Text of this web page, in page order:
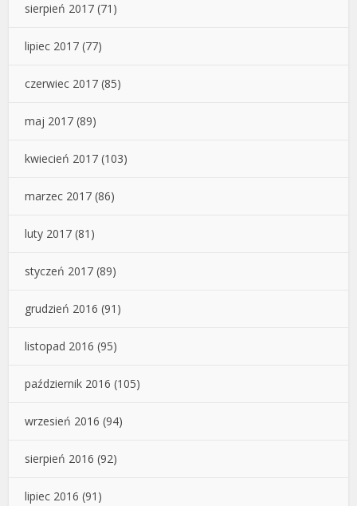
sierpień 2017 (71)
lipiec 2017 (77)
czerwiec 2017 (85)
maj 2017 (89)
kwiecień 2017 (103)
marzec 2017 (86)
luty 2017 (81)
styczeń 2017 (89)
grudzień 2016 (91)
listopad 2016 (95)
październik 2016 (105)
wrzesień 2016 (94)
sierpień 2016 (92)
lipiec 2016 (91)